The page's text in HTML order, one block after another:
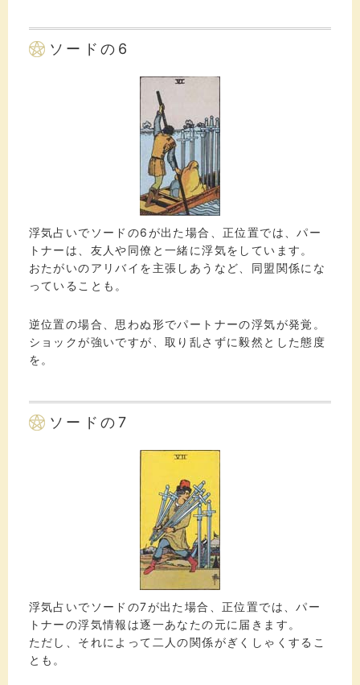
ソードの6
浮気占いでソードの6が出た場合、正位置では、パー
トナーは、友人や同僚と一緒に浮気をしています。
おたがいのアリバイを主張しあうなど、同盟関係にな
っていることも。
逆位置の場合、思わぬ形でパートナーの浮気が発覚。
ショックが強いですが、取り乱さずに毅然とした態度
を。
ソードの7
浮気占いでソードの7が出た場合、正位置では、パー
トナーの浮気情報は逐一あなたの元に届きます。
ただし、それによって二人の関係がぎくしゃくするこ
とも。